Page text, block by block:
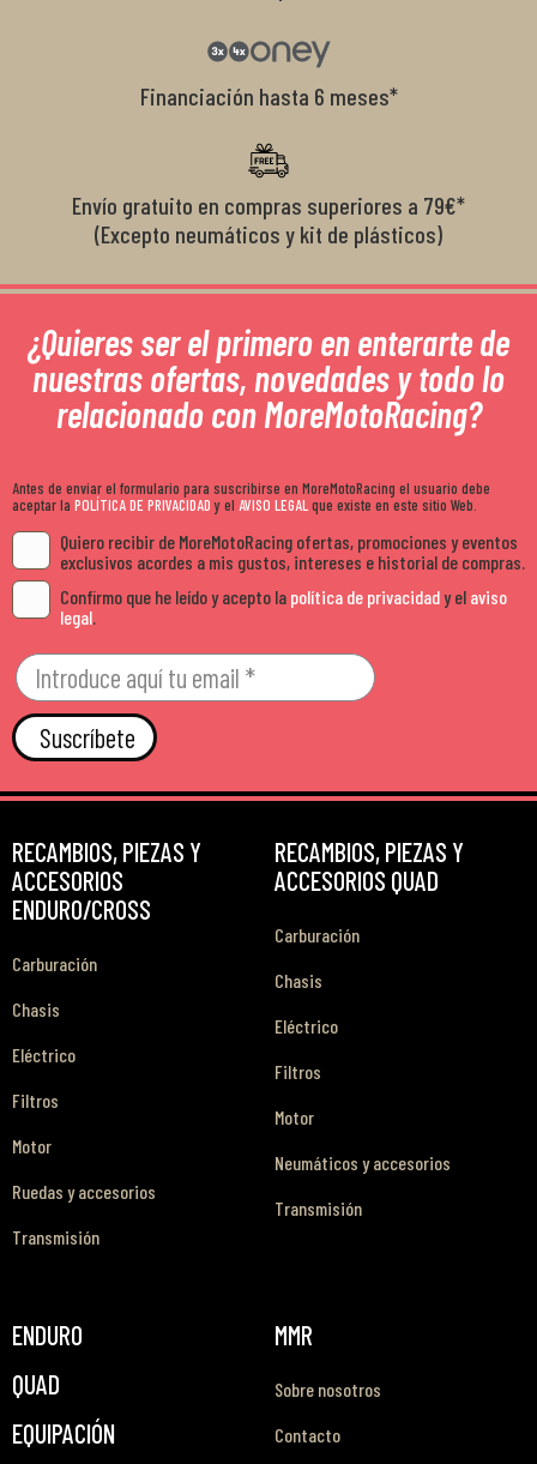
Financiación hasta 6 meses*
Envío gratuito en compras superiores a 79€*
(Excepto neumáticos y kit de plásticos)
¿Quieres ser el primero en enterarte de
nuestras ofertas, novedades y todo lo
relacionado con MoreMotoRacing?
Antes de enviar el formulario para suscribirse en MoreMotoRacing el usuario debe
aceptar la POLÍTICA DE PRIVACIDADy el AVISO LEGALque existe en este sitio Web.
Quiero recibir de MoreMotoRacing ofertas, promociones y eventos
exclusivos acordes a mis gustos, intereses e historial de compras.
Confirmo que he leído y acepto la política de privacidady el aviso
legal
Suscríbete
RECAMBIOS, PIEZAS Y
ACCESORIOS
ENDURO/CROSS
Carburación
Chasis
Eléctrico
Filtros
Motor
Ruedas y accesorios
Transmisión
RECAMBIOS, PIEZAS Y
ACCESORIOS QUAD
Carburación
Chasis
Eléctrico
Filtros
Motor
Neumáticos y accesorios
Transmisión
ENDURO
QUAD
EQUIPACIÓN
MMR
Sobre nosotros
Contacto